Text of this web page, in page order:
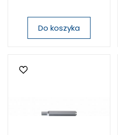
Do koszyka